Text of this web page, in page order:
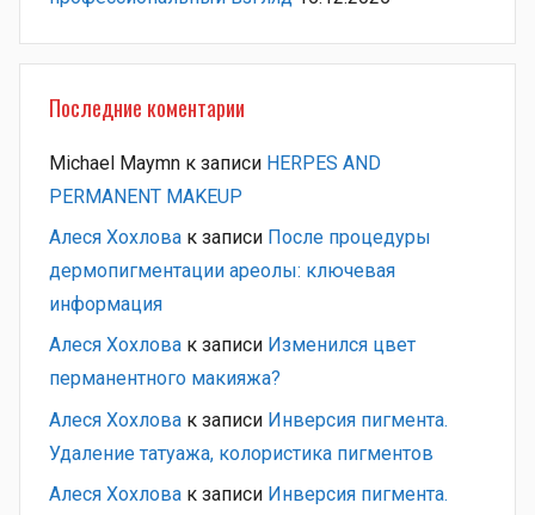
Последние коментарии
Michael Maymn к записи HERPES AND
PERMANENT MAKEUP
Алеся Хохлова к записи После процедуры
дермопигментации ареолы: ключевая
информация
Алеся Хохлова к записи Изменился цвет
перманентного макияжа?
Алеся Хохлова к записи Инверсия пигмента.
Удаление татуажа, колористика пигментов
Алеся Хохлова к записи Инверсия пигмента.